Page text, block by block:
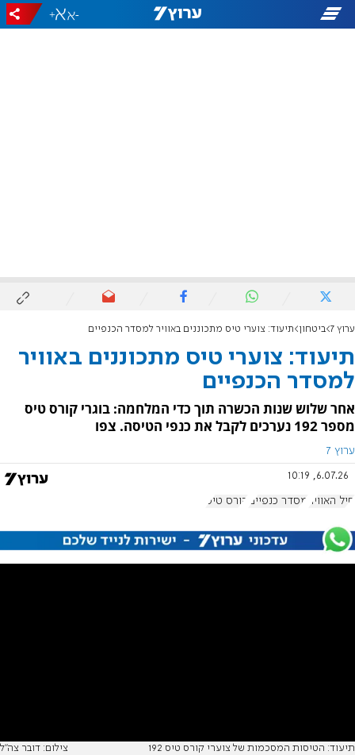
-
+
ערוץ 7 ביטחון תיעוד: צוערי טיס מתכוננים באוויר למסדר הכנפיים
תיעוד: צוערי טיס מתכוננים באוויר
למסדר הכנפיים
אחר שלוש שנות הכשרה תוך כדי המלחמה: בוגרי קורס טיס
מספר 192 נערכים לקבל את כנפי הטיסה. צפו
ערוץ 7
6.07.26, 10:19
חיל האוויר מסדר כנפיים קורס טיס
תיעוד: הטיסות המסכמות של צוערי קורס טיס 192 צילום: דובר צה"ל